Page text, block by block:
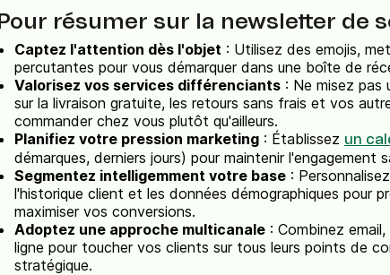
Pour résumer sur la newsletter de
Captez l'attention dès l'objet : Utilisez des emojis,
percutantes pour vous démarquer dans une boîte de
Valorisez vos services différenciants : Ne misez pas
sur la livraison gratuite, les retours sans frais et vos
commander chez vous plutôt qu'ailleurs.
Planifiez votre pression marketing : Établissez un
démarques, derniers jours) pour maintenir
Segmentez intelligemment votre base :
l'historique client et les données démographiques pour
maximiser vos conversions.
Adoptez une approche multicanale : Combinez
ligne pour toucher vos clients sur tous leurs points de
stratégique.